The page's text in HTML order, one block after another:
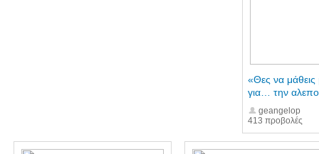
413 προβολές
«Θες να μάθεις
για… την
geangelop